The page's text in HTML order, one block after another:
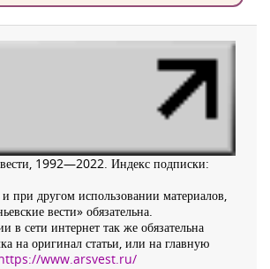
1992—2022. Индекс подписки:
при другом использовании материалов,
вести» обязательна.
в сети интернет так же обязательна
на оригинал статьи, или на главную
www.arsvest.ru/